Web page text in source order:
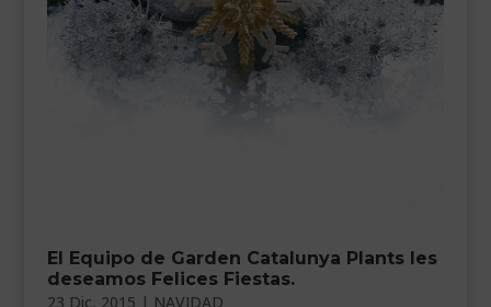
El Equipo de Garden Catalunya Plants les
deseamos Felices Fiestas.
23 Dic, 2015 | NAVIDAD